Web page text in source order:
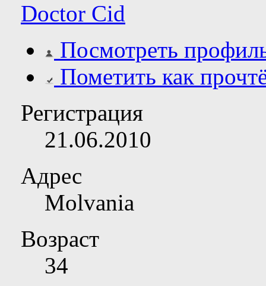
Doctor Cid
Посмотреть
Пометить как
Регистрация
21.06.2010
Адрес
Molvania
Возраст
34